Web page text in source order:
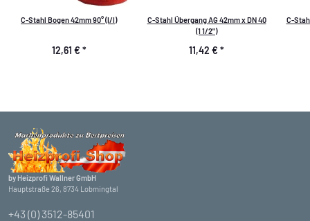
C-Stahl Bogen 42mm 90° (I/I)
12,61 € *
C-Stahl Übergang AG 42mm x DN 40
(1 1/2")
11,42 € *
C-
by Heizprofi Wallner GmbH
Hauptstraße 26, 8734 Lobmingtal
+43 (0) 3512-85401